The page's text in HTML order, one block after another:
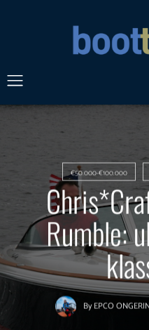
€50.000-€100.000
Rumble:
By EPCO